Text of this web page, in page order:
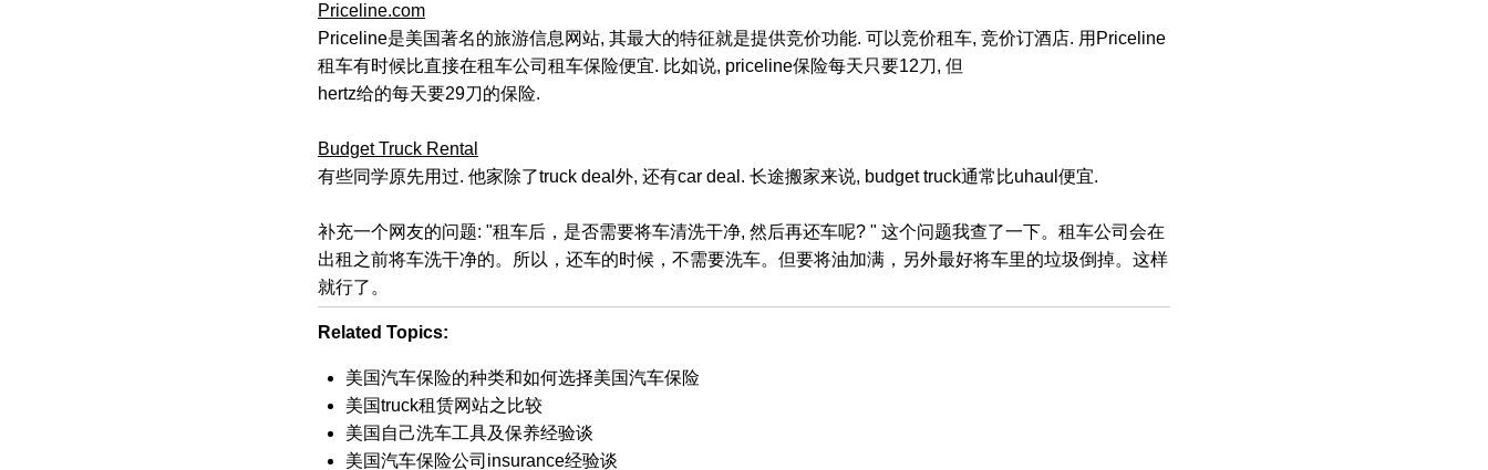
Priceline.com
Priceline是美国著名的旅游信息网站, 其最大的特征就是提供竞价功能. 可以竞价租车, 竞价订酒店. 用Priceline
租车有时候比直接在租车公司租车保险便宜. 比如说, priceline保险每天只要12刀, 但
hertz给的每天要29刀的保险.
Budget Truck Rental
有些同学原先用过. 他家除了truck deal外, 还有car deal. 长途搬家来说, budget truck通常比uhaul便宜.
补充一个网友的问题: "租车后，是否需要将车清洗干净, 然后再还车呢? " 这个问题我查了一下。租车公司会在
出租之前将车洗干净的。所以，还车的时候，不需要洗车。但要将油加满，另外最好将车里的垃圾倒掉。这样
就行了。
Related Topics:
美国汽车保险的种类和如何选择美国汽车保险
美国truck租赁网站之比较
美国自己洗车工具及保养经验谈
美国汽车保险公司insurance经验谈